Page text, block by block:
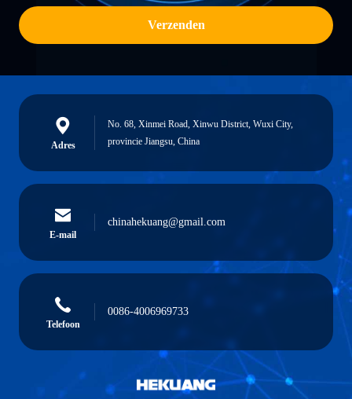
Verzenden
Adres
No. 68, Xinmei Road, Xinwu District, Wuxi City,
provincie Jiangsu, China
E-mail
chinahekuang@gmail.com
Telefoon
0086-4006969733